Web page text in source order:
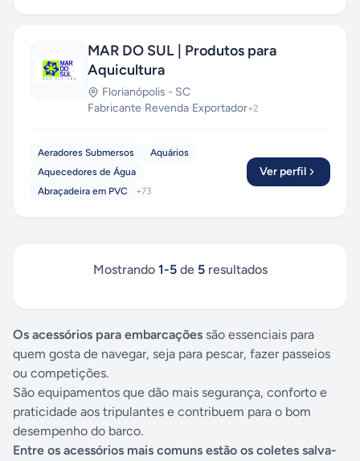
MAR DO SUL | Produtos para
Aquicultura
Florianópolis - SC
Fabricante·Revenda·Exportador+2
Aeradores Submersos
Aquários
Aquecedores de Água
Abraçadeira em PVC
+73
Ver perfil
Mostrando 1-5de 5resultados
Os acessórios para embarcações são essenciais para
quem gosta de navegar, seja para pescar, fazer passeios
ou competições.
São equipamentos que dão mais segurança, conforto e
praticidade aos tripulantes e contribuem para o bom
desempenho do barco.
Entre os acessórios mais comuns estão os coletes salva-